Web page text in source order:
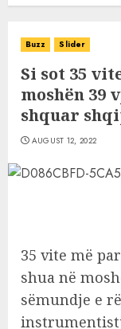
Buzz Slider
Si sot 35
moshën 39
shquar
AUGUST 12, 2022
35 vite më
shua në
sëmundje e